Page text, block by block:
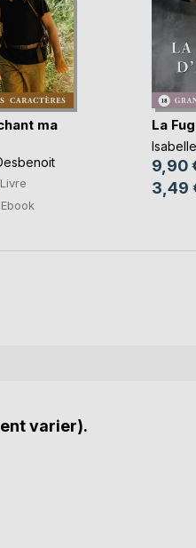
ma
Livre
Ebook
La
9,90
3,49
varier).